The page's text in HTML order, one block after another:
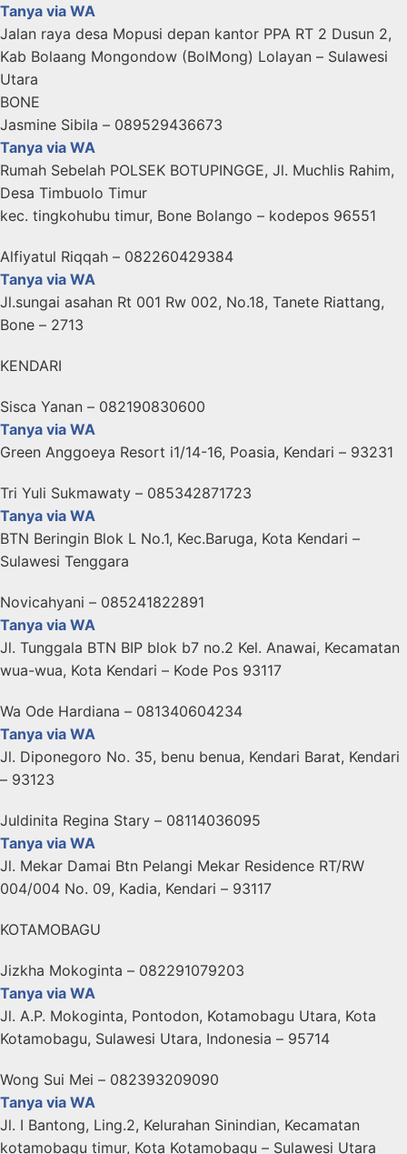
Tanya via WA
Jalan raya desa Mopusi depan kantor PPA RT 2 Dusun 2,
Kab Bolaang Mongondow (BolMong) Lolayan – Sulawesi
Utara
BONE
Jasmine Sibila – 089529436673
Tanya via WA
Rumah Sebelah POLSEK BOTUPINGGE, Jl. Muchlis Rahim,
Desa Timbuolo Timur
kec. tingkohubu timur, Bone Bolango – kodepos 96551
Alfiyatul Riqqah – 082260429384
Tanya via WA
Jl.sungai asahan Rt 001 Rw 002, No.18, Tanete Riattang,
Bone – 2713
KENDARI
Sisca Yanan – 082190830600
Tanya via WA
Green Anggoeya Resort i1/14-16, Poasia, Kendari – 93231
Tri Yuli Sukmawaty – 085342871723
Tanya via WA
BTN Beringin Blok L No.1, Kec.Baruga, Kota Kendari –
Sulawesi Tenggara
Novicahyani – 085241822891
Tanya via WA
Jl. Tunggala BTN BIP blok b7 no.2 Kel. Anawai, Kecamatan
wua-wua, Kota Kendari – Kode Pos 93117
Wa Ode Hardiana – 081340604234
Tanya via WA
Jl. Diponegoro No. 35, benu benua, Kendari Barat, Kendari
– 93123
Juldinita Regina Stary – 08114036095
Tanya via WA
Jl. Mekar Damai Btn Pelangi Mekar Residence RT/RW
004/004 No. 09, Kadia, Kendari – 93117
KOTAMOBAGU
Jizkha Mokoginta – 082291079203
Tanya via WA
Jl. A.P. Mokoginta, Pontodon, Kotamobagu Utara, Kota
Kotamobagu, Sulawesi Utara, Indonesia – 95714
Wong Sui Mei – 082393209090
Tanya via WA
Jl. I Bantong, Ling.2, Kelurahan Sinindian, Kecamatan
kotamobagu timur, Kota Kotamobagu – Sulawesi Utara